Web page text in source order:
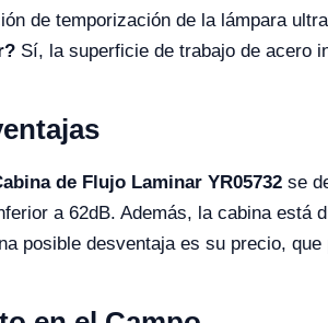
de temporización de la lámpara
Sí, la superficie de trabajo de acero
de Flujo Laminar YR05732 se
a 62dB. Además, la cabina está
posible desventaja es su precio,